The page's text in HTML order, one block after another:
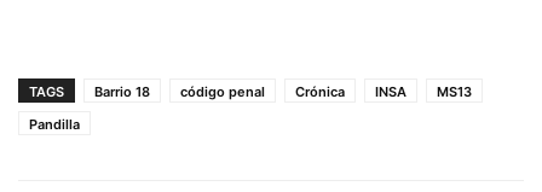
TAGS Barrio 18 código penal Crónica INSA
MS13
Pandilla